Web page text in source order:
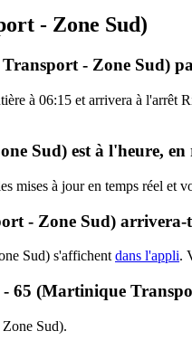
- Zone Sud)
- Zone Sud)
à 06:15 et arrivera à
Sud) est à l'heure, en
mises à jour en temps réel et
- Zone Sud) arrivera-
Sud) s'affichent dans l'appli.
65 (Martinique
Sud).